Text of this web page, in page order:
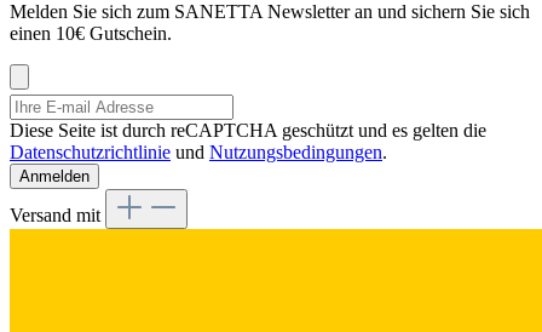
Melden Sie sich zum SANETTA Newsletter an und sichern Sie sich
einen 10€ Gutschein.
Diese Seite ist durch reCAPTCHA geschützt und es gelten die
Datenschutzrichtlinie und Nutzungsbedingungen.
Anmelden
Versand mit